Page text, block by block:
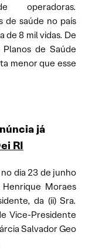
operadoras.
de saúde no país
de 8 mil vidas. De
de Saúde
menor que esse
já
RI
dia 23 de junho
Moraes
da (ii) Sra.
Vice-Presidente
Salvador Geo